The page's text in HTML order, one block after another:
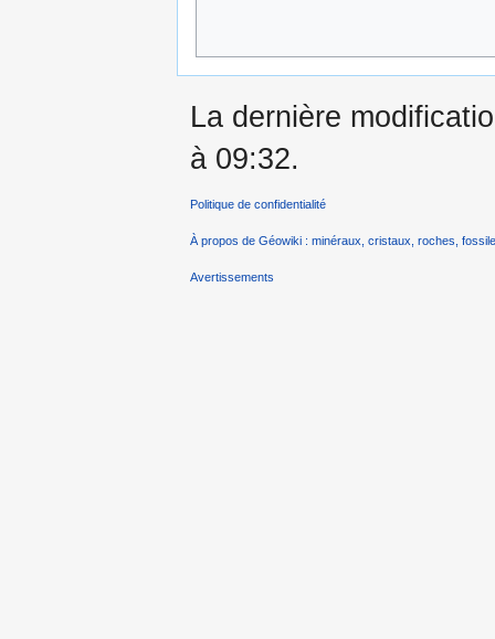
La dernière
à 09:32.
Politique de confidentialité
À propos de Géowiki : minéraux, cristaux, roches,
Avertissements